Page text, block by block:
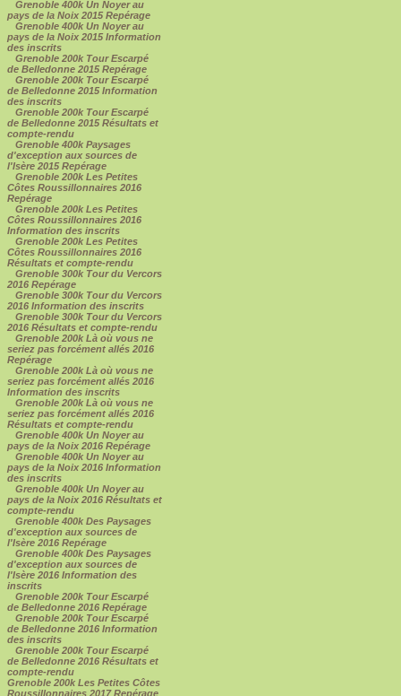
Grenoble 400k Un Noyer au
pays de la Noix 2015 Repérage
Grenoble 400k Un Noyer au
pays de la Noix 2015 Information
des inscrits
Grenoble 200k Tour Escarpé
de Belledonne 2015 Repérage
Grenoble 200k Tour Escarpé
de Belledonne 2015 Information
des inscrits
Grenoble 200k Tour Escarpé
de Belledonne 2015 Résultats et
compte-rendu
Grenoble 400k Paysages
d'exception aux sources de
l'Isère 2015 Repérage
Grenoble 200k Les Petites
Côtes Roussillonnaires 2016
Repérage
Grenoble 200k Les Petites
Côtes Roussillonnaires 2016
Information des inscrits
Grenoble 200k Les Petites
Côtes Roussillonnaires 2016
Résultats et compte-rendu
Grenoble 300k Tour du Vercors
2016 Repérage
Grenoble 300k Tour du Vercors
2016 Information des inscrits
Grenoble 300k Tour du Vercors
2016 Résultats et compte-rendu
Grenoble 200k Là où vous ne
seriez pas forcément allés 2016
Repérage
Grenoble 200k Là où vous ne
seriez pas forcément allés 2016
Information des inscrits
Grenoble 200k Là où vous ne
seriez pas forcément allés 2016
Résultats et compte-rendu
Grenoble 400k Un Noyer au
pays de la Noix 2016 Repérage
Grenoble 400k Un Noyer au
pays de la Noix 2016 Information
des inscrits
Grenoble 400k Un Noyer au
pays de la Noix 2016 Résultats et
compte-rendu
Grenoble 400k Des Paysages
d'exception aux sources de
l'Isère 2016 Repérage
Grenoble 400k Des Paysages
d'exception aux sources de
l'Isère 2016 Information des
inscrits
Grenoble 200k Tour Escarpé
de Belledonne 2016 Repérage
Grenoble 200k Tour Escarpé
de Belledonne 2016 Information
des inscrits
Grenoble 200k Tour Escarpé
de Belledonne 2016 Résultats et
compte-rendu
Grenoble 200k Les Petites Côtes
Roussillonnaires 2017 Repérage